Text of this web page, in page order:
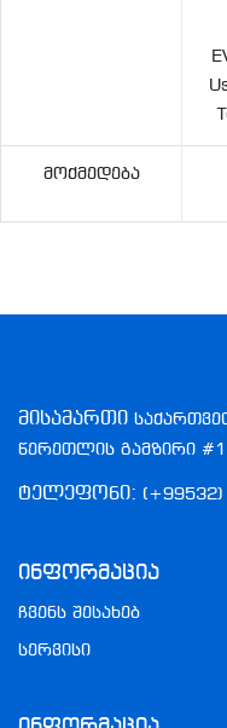
Მოქმედება
მისამართი
წერეთლის გამზირი #1
ტელეფონი:
Ინფორმაცია
ჩვენს შესახებ
სერვისი